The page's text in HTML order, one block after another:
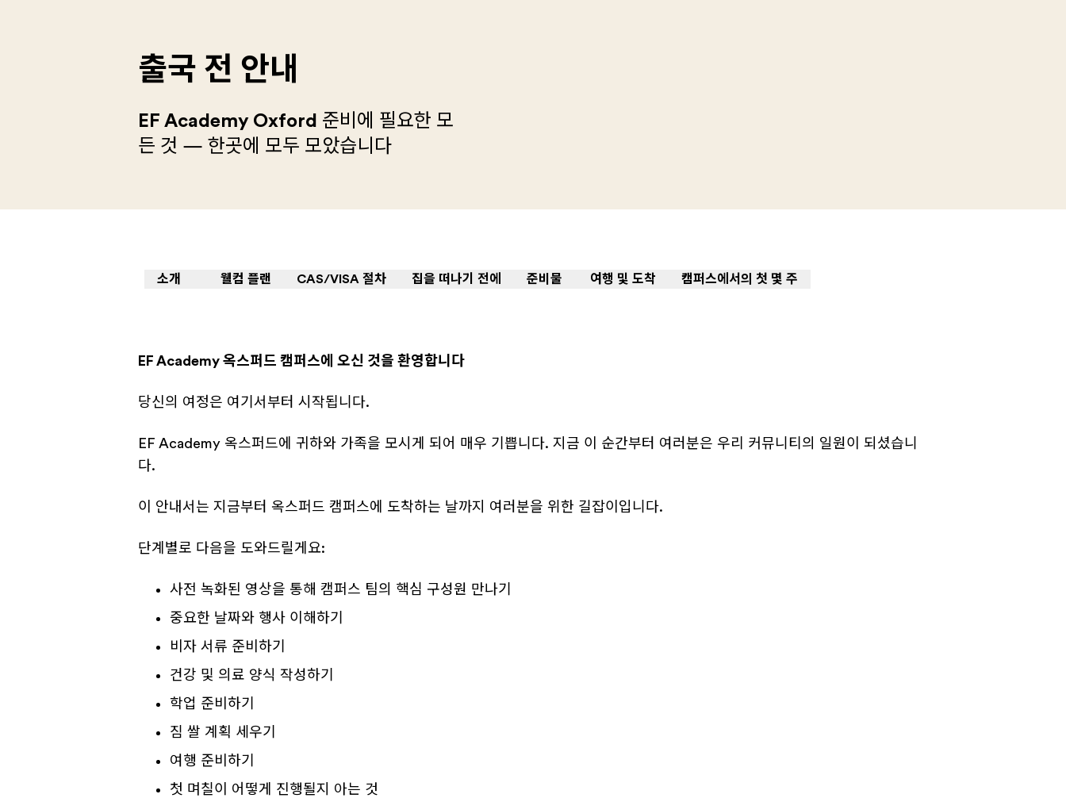
출국 전 안내
EF Academy Oxford 준비에 필요한 모
든 것 — 한곳에 모두 모았습니다
소개 웰컴 플랜 CAS/VISA 절차 집을 떠나기 전에 준비물 여행 및 도착 캠퍼스에서의 첫 몇 주
EF Academy 옥스퍼드 캠퍼스에 오신 것을 환영합니다
당신의 여정은 여기서부터 시작됩니다.
EF Academy 옥스퍼드에 귀하와 가족을 모시게 되어 매우 기쁩니다. 지금 이 순간부터 여러분은 우리 커뮤니티의 일원이 되셨습니
다.
이 안내서는 지금부터 옥스퍼드 캠퍼스에 도착하는 날까지 여러분을 위한 길잡이입니다.
단계별로 다음을 도와드릴게요:
사전 녹화된 영상을 통해 캠퍼스 팀의 핵심 구성원 만나기
중요한 날짜와 행사 이해하기
비자 서류 준비하기
건강 및 의료 양식 작성하기
학업 준비하기
짐 쌀 계획 세우기
여행 준비하기
첫 며칠이 어떻게 진행될지 아는 것